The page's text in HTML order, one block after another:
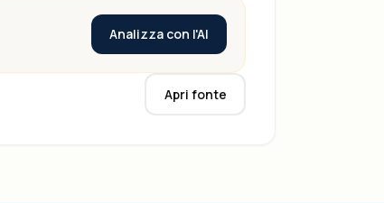
Analizza con l'AI
Apri fonte